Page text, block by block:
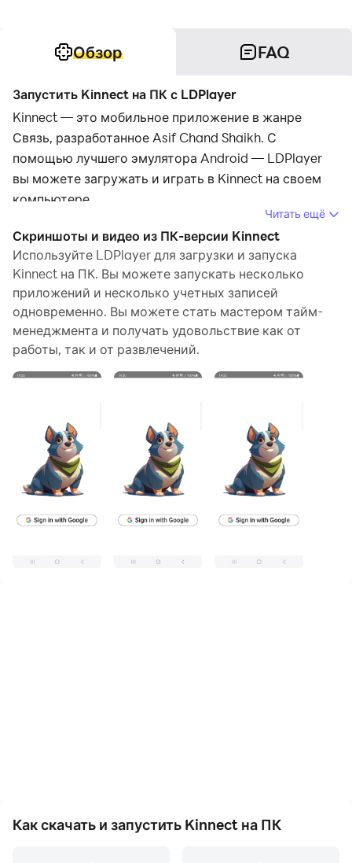
Обзор FAQ
Запустить Kinnect на ПК с LDPlayer
Kinnect — это мобильное приложение в жанре
Связь, разработанное Asif Chand Shaikh. С
помощью лучшего эмулятора Android — LDPlayer
вы можете загружать и играть в Kinnect на своем
компьютере.
Запустив Kinnect на компьютере, вы сможете четко
просматривать страницы на большом экране, а
управлять приложениями с помощью мыши и
клавиатуры происходит намного быстрее, чем при
использовании клавиатуры с сенсорным экраном, и
вам никогда не придется беспокоиться о мощности
вашего устройства.
синхронизации вы даже можете запускать
несколько приложений и учетных записей на своем
Функция передачи файлов упрощает обмен
изображениями, видео и файлами.
компьютере. Наслаждайтесь большим экраном и
Читать ещё
Скриншоты и видео из ПК-версии Kinnect
Используйте LDPlayer для загрузки и запуска
Kinnect на ПК. Вы можете запускать несколько
приложений и несколько учетных записей
одновременно. Вы можете стать мастером тайм-
менеджмента и получать удовольствие как от
работы, так и от развлечений.
Как скачать и запустить Kinnect на ПК